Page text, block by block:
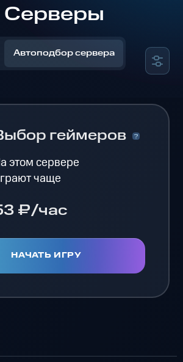
Серверы
Автоподбор сервера
геймеров
этом сервере
чаще
₽/час
НАЧАТЬ ИГРУ